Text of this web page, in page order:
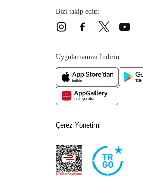
Bizi takip edin:
Uygulamamızı İndirin:
Çerez Yönetimi